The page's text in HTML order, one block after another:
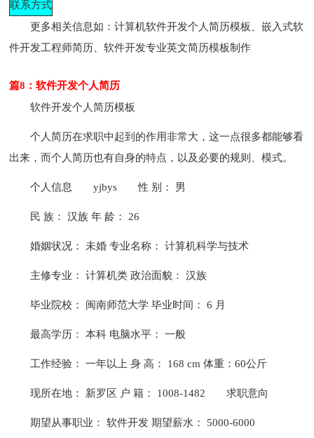
联系方式
更多相关信息如：计算机软件开发个人简历模板、嵌入式软
件开发工程师简历、软件开发专业英文简历模板制作
篇8：软件开发个人简历
软件开发个人简历模板
个人简历在求职中起到的作用非常大，这一点很多都能够看
出来，而个人简历也有自身的特点，以及必要的规则、模式。
个人信息 yjbys 性 别： 男
民 族： 汉族 年 龄： 26
婚姻状况： 未婚 专业名称： 计算机科学与技术
主修专业： 计算机类 政治面貌： 汉族
毕业院校： 闽南师范大学 毕业时间： 6 月
最高学历： 本科 电脑水平： 一般
工作经验： 一年以上 身 高： 168 cm 体重：60公斤
现所在地： 新罗区 户 籍： 1008-1482 求职意向
期望从事职业： 软件开发 期望薪水： 5000-6000